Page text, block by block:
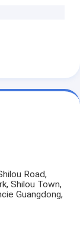
Road,
Shilou Town,
Guangdong,